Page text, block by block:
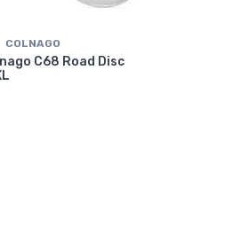
COLNAGO
C68 Road Disc